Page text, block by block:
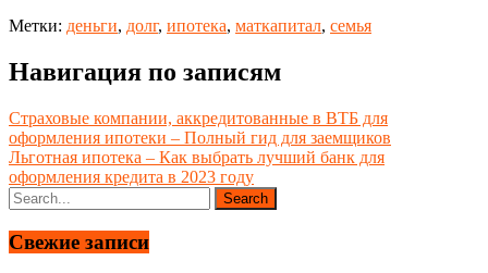
Метки: деньги, долг, ипотека, маткапитал, семья
Навигация по записям
Страховые компании, аккредитованные в ВТБ для
оформления ипотеки – Полный гид для заемщиков
Льготная ипотека – Как выбрать лучший банк для
оформления кредита в 2023 году
Свежие записи